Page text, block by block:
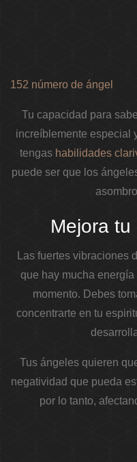
152 número de ángel
Tu capacidad para
increíblemente especial
tengas habilidades
puede ser que los
Mejora
Las fuertes vibraciones
que hay mucha
momento. Debes
concentrarte en tu
Tus ángeles quieren
negatividad que pueda
por lo tanto,